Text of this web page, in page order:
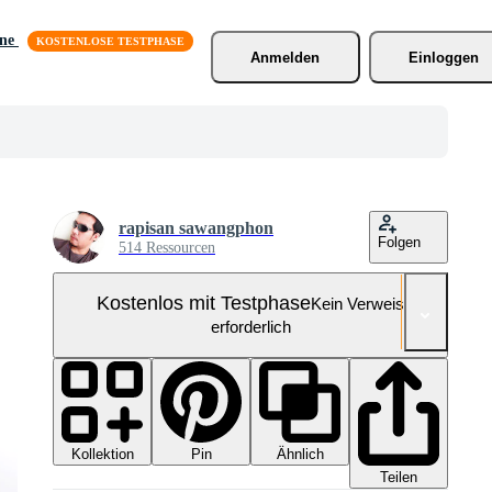
Anmelden
Einloggen
rapisan sawangphon
514 Ressourcen Folgen
Kostenlos mit TestphaseKein Verweis
erforderlich
Kollektion Pin
Ähnlich
Teilen